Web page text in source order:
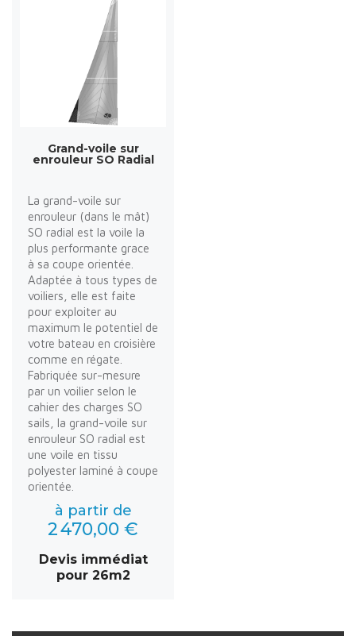
Grand-voile sur
enrouleur SO Radial
La grand-voile sur
enrouleur (dans le mât)
SO radial est la voile la
plus performante grace
à sa coupe orientée.
Adaptée à tous types de
voiliers, elle est faite
pour exploiter au
maximum le potentiel de
votre bateau en croisière
comme en régate.
Fabriquée sur-mesure
par un voilier selon le
cahier des charges SO
sails, la grand-voile sur
enrouleur SO radial est
une voile en tissu
polyester laminé à coupe
orientée.
à partir de
2 470,00 €
Devis immédiat
pour 26m2